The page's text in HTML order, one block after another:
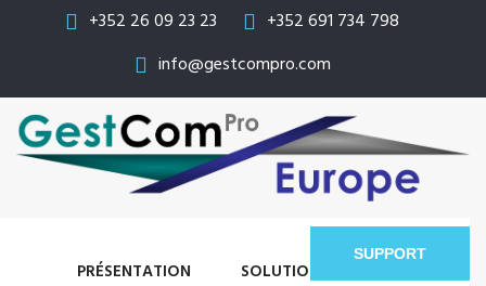
+352 26 09 23 23
+352 691 734 798
info@gestcompro.com
PRÉSENTATION SOLUTIONS
SUPPORT